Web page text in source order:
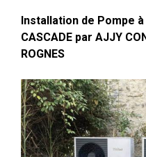
Installation de Pompe
CASCADE par AJJY
ROGNES